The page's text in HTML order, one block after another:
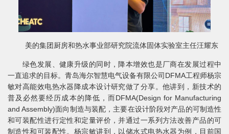
美的集团厨房和热水事业部研究院流体固体实验室主任汪耀东
绿色发展、健康升级的同时，降本增效也是厂商在发展过程中
一直追求的目标。青岛海尔智慧电气设备有限公司DFMA工程师杨宗
敏对高能效电热水器降成本设计研究做了分享。他讲到，新技术的
普及必然要经历成本的降低，而DFMA(Design for Manufacturing
and Assembly)面向制造与装配，主要在设计阶段对产品的可制造性
和可装配性进行定性和定量评价，并通过一系列方法改善产品的可
制造性和可装配性。杨宗敏讲到，以储水式电热水器为例，目前国